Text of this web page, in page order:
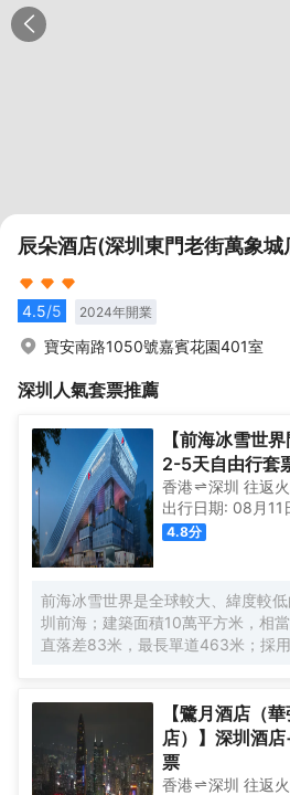
辰朵酒店(深圳東門老街萬象
4.5/5 2024年開業
寶安南路1050號嘉賓花園401室
深圳 人氣套票推薦
【前海冰雪世
2-5天自由行套
香港 深圳 往返
出行日期: 08月11
4.8分
前海冰雪世界是全球較大、緯度較
圳前海；建築面積10萬平方米，相
直落差83米，最長單道463米‌；採
【鷺月酒店（
店）】深圳酒
票
香港 深圳 往返